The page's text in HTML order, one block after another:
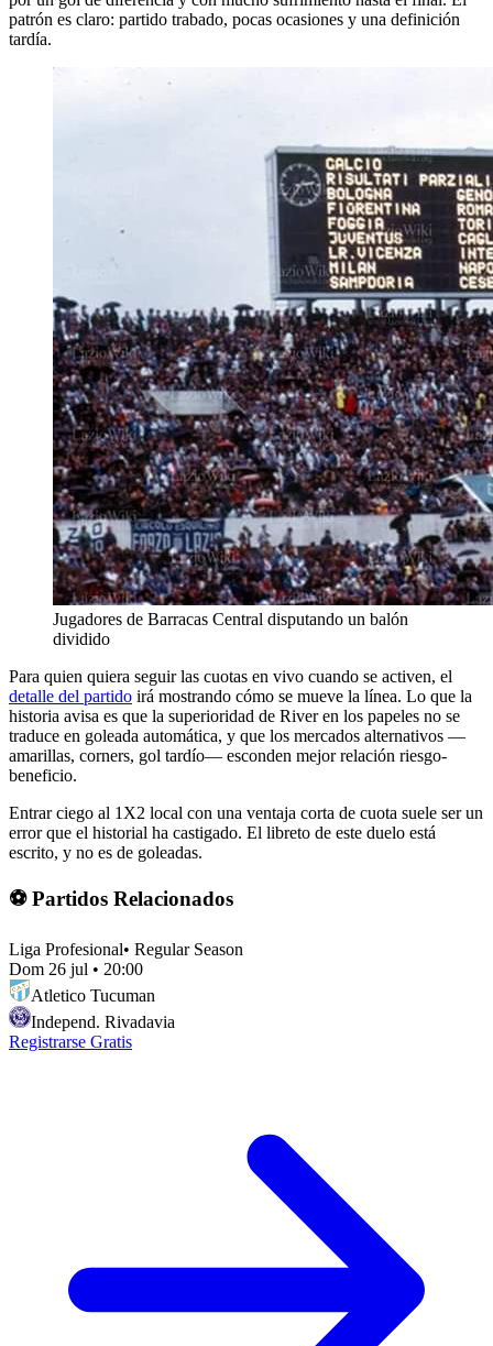
patrón es claro: partido trabado, pocas ocasiones y una definición
tardía.
Jugadores de Barracas Central disputando un balón
dividido
Para quien quiera seguir las cuotas en vivo cuando se activen, el
detalle del partido irá mostrando cómo se mueve la línea. Lo que la
historia avisa es que la superioridad de River en los papeles no se
traduce en goleada automática, y que los mercados alternativos —
amarillas, corners, gol tardío— esconden mejor relación riesgo-
beneficio.
Entrar ciego al 1X2 local con una ventaja corta de cuota suele ser un
error que el historial ha castigado. El libreto de este duelo está
escrito, y no es de goleadas.
⚽ Partidos Relacionados
Liga Profesional• Regular Season
Dom 26 jul • 20:00
Atletico Tucuman
Independ. Rivadavia
Registrarse Gratis